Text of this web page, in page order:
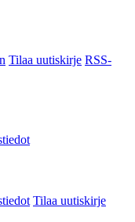
Tilaa uutiskirje RSS-
Tilaa uutiskirje